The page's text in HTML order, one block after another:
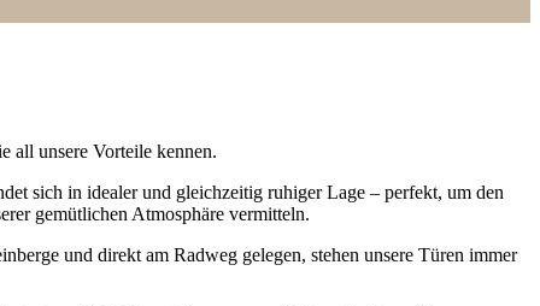
all unsere Vorteile kennen.
sich in idealer und gleichzeitig ruhiger Lage – perfekt, um den
gemütlichen Atmosphäre vermitteln.
und direkt am Radweg gelegen, stehen unsere Türen immer